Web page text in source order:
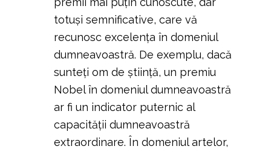
totuși semnificative, care vă
recunosc excelența în domeniul
dumneavoastră. De exemplu, dacă
sunteți om de știință, un premiu
Nobel în domeniul dumneavoastră
ar fi un indicator puternic al
capacității dumneavoastră
extraordinare. În domeniul artelor,